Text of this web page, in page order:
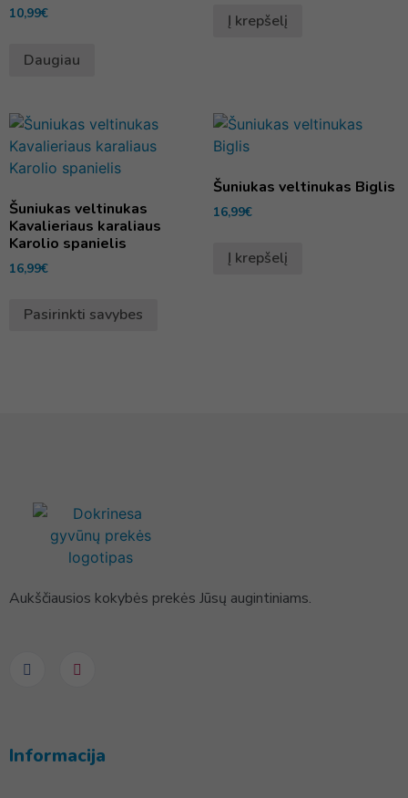
10,99€
Daugiau
Į krepšelį
Šuniukas veltinukas
Kavalieriaus karaliaus
Karolio spanielis
16,99€
Pasirinkti savybes
Šuniukas veltinukas Biglis
16,99€
Į krepšelį
Aukščiausios kokybės prekės Jūsų augintiniams.
Informacija